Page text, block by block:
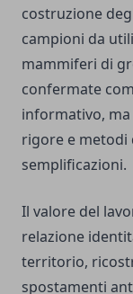
costruzione
campioni da
mammiferi di
confermate
informativo,
rigore e metodi
semplificazioni.
Il valore del
relazione
territorio,
spostamenti